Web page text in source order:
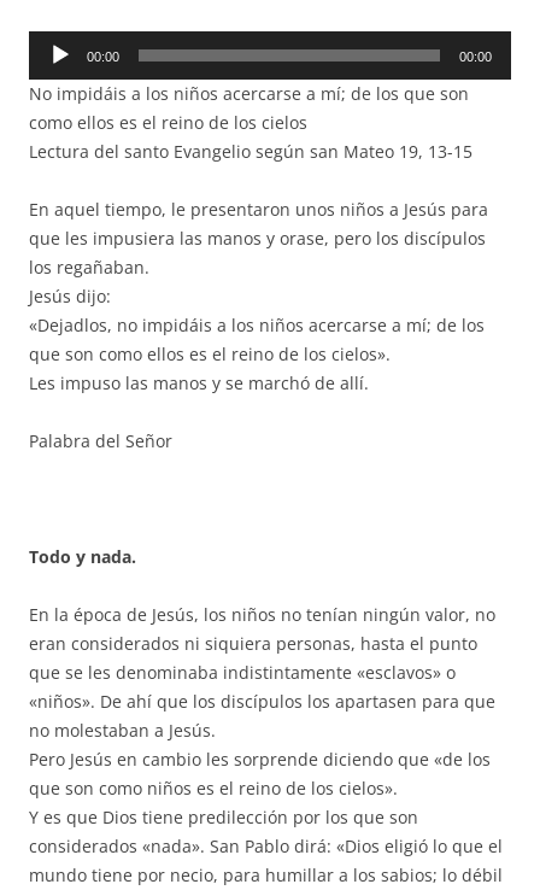
Reproductor
audio
00:00 00:00
No impidáis a los niños acercarse a mí; de los que son
como ellos es el reino de los cielos
Lectura del santo Evangelio según san Mateo 19, 13-15
En aquel tiempo, le presentaron unos niños a Jesús para
que les impusiera las manos y orase, pero los discípulos
los regañaban.
Jesús dijo:
«Dejadlos, no impidáis a los niños acercarse a mí; de los
que son como ellos es el reino de los cielos».
Les impuso las manos y se marchó de allí.
Palabra del Señor
Todo y nada.
En la época de Jesús, los niños no tenían ningún valor, no
eran considerados ni siquiera personas, hasta el punto
que se les denominaba indistintamente «esclavos» o
«niños». De ahí que los discípulos los apartasen para que
no molestaban a Jesús.
Pero Jesús en cambio les sorprende diciendo que «de los
que son como niños es el reino de los cielos».
Y es que Dios tiene predilección por los que son
considerados «nada». San Pablo dirá: «Dios eligió lo que el
mundo tiene por necio, para humillar a los sabios; lo débil